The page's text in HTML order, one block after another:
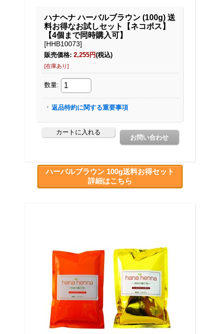
ハーバルブラウン 100g送料お得セット
詳細はこちら